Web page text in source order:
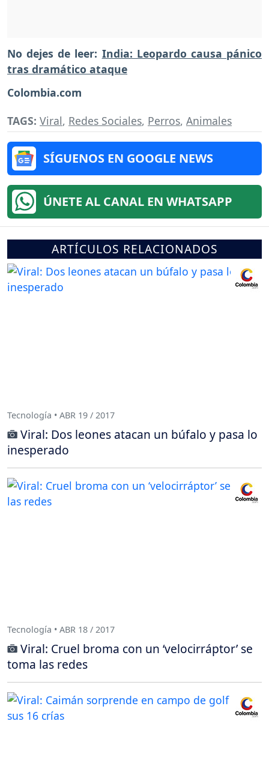
No dejes de leer: India: Leopardo causa pánico
tras dramático ataque
Colombia.com
TAGS: Viral, Redes Sociales, Perros, Animales
SÍGUENOS EN GOOGLE NEWS
ÚNETE AL CANAL EN WHATSAPP
ARTÍCULOS RELACIONADOS
Tecnología • ABR 19 / 2017
Viral: Dos leones atacan un búfalo y pasa lo
inesperado
Tecnología • ABR 18 / 2017
Viral: Cruel broma con un ‘velocirráptor’ se
toma las redes